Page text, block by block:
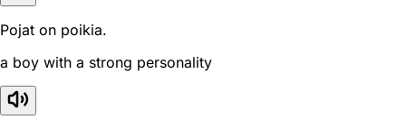
Pojat on poikia.
a boy with a strong personality